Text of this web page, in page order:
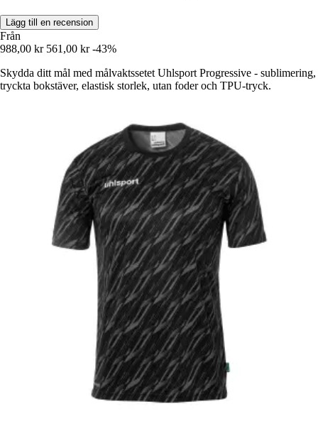
Lägg till en recension
Från
988,00 kr 561,00 kr -43%
Skydda ditt mål med målvaktssetet Uhlsport Progressive - sublimering,
tryckta bokstäver, elastisk storlek, utan foder och TPU-tryck.